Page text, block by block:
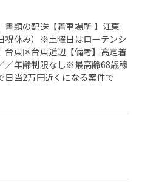
書類の配送【着車場所 】江東
祝休み）※土曜日はローテンシ
台東区台東近辺【備考】高定着
／年齢制限なし※最高齢68歳稼
日当2万円近くになる案件で